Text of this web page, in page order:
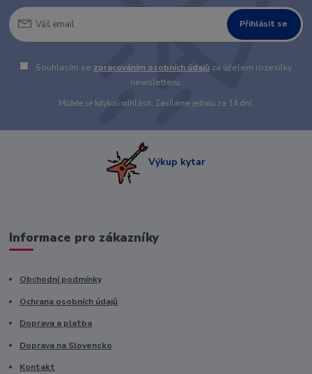
Přihlásit se
Souhlasím se zpracováním osobních údajů za účelem rozesílky
newsletteru.
Můžete se kdykoli odhlásit. Zasíláme jednou za 14 dní.
Výkup kytar
Informace pro zákazníky
Obchodní podmínky
Ochrana osobních údajů
Doprava a platba
Doprava na Slovensko
Kontakt